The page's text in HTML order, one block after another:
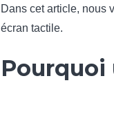
Dans cet article, nous
écran tactile.
Pourquoi